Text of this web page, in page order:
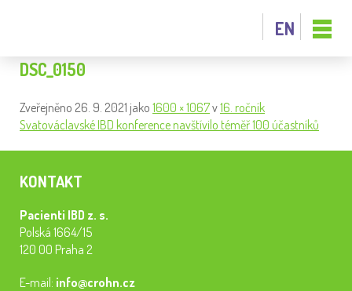
EN
DSC_0150
Zveřejněno 26. 9. 2021 jako 1600 × 1067v16. ročník
Svatováclavské IBD konference navštívilo téměř 100 účastníků
KONTAKT
Pacienti IBD z. s.
Polská 1664/15
120 00 Praha 2
E-mail: info@crohn.cz